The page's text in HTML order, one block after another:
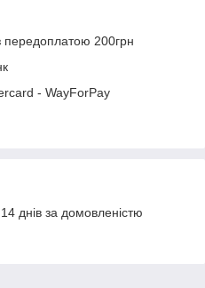
200грн
- WayForPay
днів за домовленістю